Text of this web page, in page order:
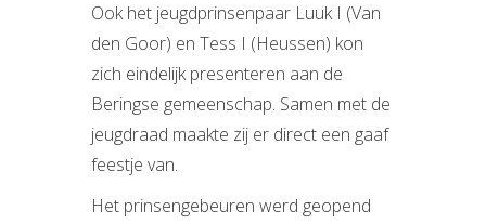
Ook het jeugdprinsenpaar Luuk I (Van
den Goor) en Tess I (Heussen) kon
zich eindelijk presenteren aan de
Beringse gemeenschap. Samen met de
jeugdraad maakte zij er direct een gaaf
feestje van.
Het prinsengebeuren werd geopend